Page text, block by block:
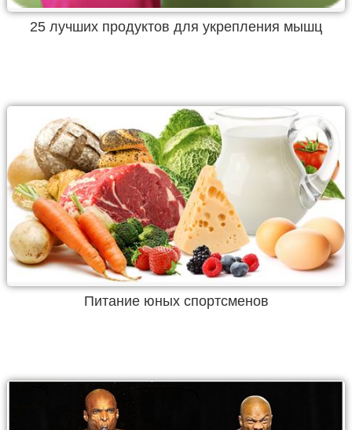
25 лучших продуктов для укрепления мышц
Питание юных спортсменов